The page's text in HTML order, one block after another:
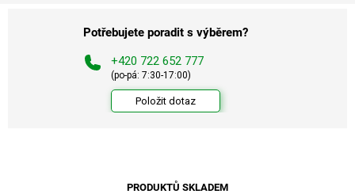
Potřebujete poradit s výběrem?
+420 722 652 777
(po-pá: 7:30-17:00)
Položit dotaz
PRODUKTŮ SKLADEM